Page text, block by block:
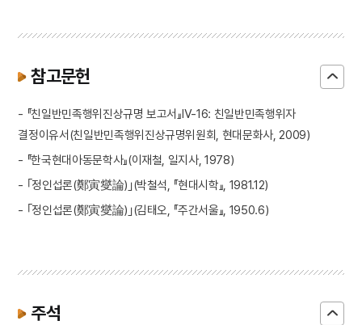
참고문헌
- 『친일반민족행위진상규명 보고서』Ⅳ-16: 친일반민족행위자
결정이유서(친일반민족행위진상규명위원회, 현대문화사, 2009)
- 『한국현대아동문학사』(이재철, 일지사, 1978)
- ｢정인섭론(鄭寅燮論)｣(박철석, 『현대시학』, 1981.12)
- ｢정인섭론(鄭寅燮論)｣(김태오, 『주간서울』, 1950.6)
주석